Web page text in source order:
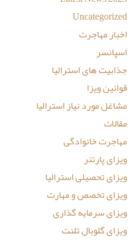
Uncategorized
اخبار مهاجرت
اسپانسر
جذابیت های استرالیا
قوانین ویزا
مشاغل مورد نیاز استرالیا
مقالات
مهاجرت خانوادگی
ویزای پارتنر
ویزای تحصیلی استرالیا
ویزای تخصص و مهارت
ویزای سرمایه گذاری
ویزای گلوبال تلنت